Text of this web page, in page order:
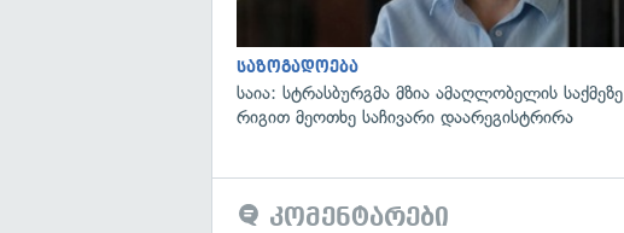
საზოგადოება
საია: სტრასბურგმა მზია ამაღლობელის საქმეზე
რიგით მეოთხე საჩივარი დაარეგისტრირა
კომენტარები